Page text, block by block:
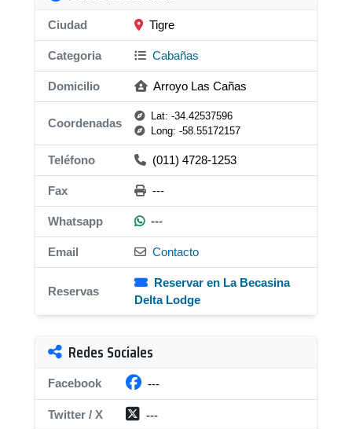
Ciudad Tigre
Categoria Cabañas
Domicilio Arroyo Las Cañas
Coordenadas
Lat: -34.42537596
Long: -58.55172157
Teléfono (011) 4728-1253
Fax ---
Whatsapp ---
Email Contacto
Reservas
Reservar en La Becasina
Delta Lodge
Redes Sociales
Facebook ---
Twitter / X ---